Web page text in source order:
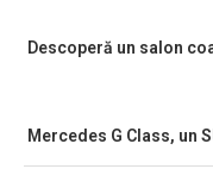
Descoperă un salon
Mercedes G Class, un